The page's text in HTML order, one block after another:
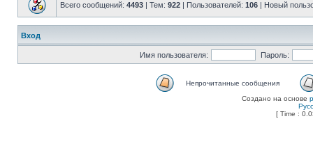
Всего сообщений: 4493 | Тем: 922 | Пользователей: 106 | Новый
Вход
Имя пользователя: Пароль:
Непрочитанные сообщения
Создано на основе
[ Time :